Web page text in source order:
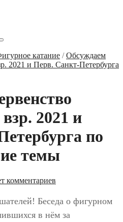
катание /Обсуждаем
2021 и Перв. Санкт-Петербурга
2021 и
по
темы
комментариев
Беседа о фигурном
в нём за